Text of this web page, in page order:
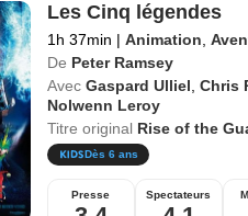
Les Cinq légendes
1h 37min | Animation
De Peter Ramsey
Avec Gaspard Ulliel Chris
Nolwenn Leroy
Titre original Rise of the
Dès 6 ans
Presse Spectateurs